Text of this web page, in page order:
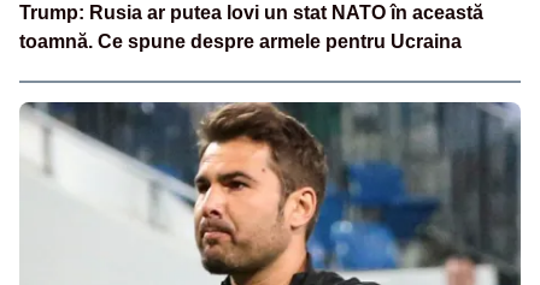
Trump: Rusia ar putea lovi un stat NATO în această
toamnă. Ce spune despre armele pentru Ucraina